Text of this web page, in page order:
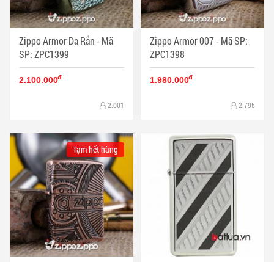
Zippo Armor Da Rắn - Mã
SP: ZPC1399
2.100.000đ
2.001
Zippo Armor 007 - Mã SP:
ZPC1398
1.980.000đ
2.795
Tạm hết hàng